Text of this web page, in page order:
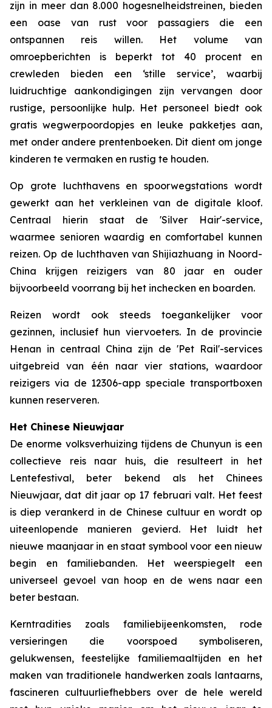
zijn in meer dan 8.000 hogesnelheidstreinen, bieden
een oase van rust voor passagiers die een
ontspannen reis willen. Het volume van
omroepberichten is beperkt tot 40 procent en
crewleden bieden een ‘stille service’, waarbij
luidruchtige aankondigingen zijn vervangen door
rustige, persoonlijke hulp. Het personeel biedt ook
gratis wegwerpoordopjes en leuke pakketjes aan,
met onder andere prentenboeken. Dit dient om jonge
kinderen te vermaken en rustig te houden.
Op grote luchthavens en spoorwegstations wordt
gewerkt aan het verkleinen van de digitale kloof.
Centraal hierin staat ​​de 'Silver Hair'-service,
waarmee senioren waardig en comfortabel kunnen
reizen. Op de luchthaven van Shijiazhuang in Noord-
China krijgen reizigers van 80 jaar en ouder
bijvoorbeeld voorrang bij het inchecken en boarden.
Reizen wordt ook steeds toegankelijker voor
gezinnen, inclusief hun viervoeters. In de provincie
Henan in centraal China zijn de 'Pet Rail'-services
uitgebreid van één naar vier stations, waardoor
reizigers via de 12306-app speciale transportboxen
kunnen reserveren.
Het Chinese Nieuwjaar
De enorme volksverhuizing tijdens de Chunyun is een
collectieve reis naar huis, die resulteert in het
Lentefestival, beter bekend als het Chinees
Nieuwjaar, dat dit jaar op 17 februari valt. Het feest
is diep verankerd in de Chinese cultuur en wordt op
uiteenlopende manieren gevierd. Het luidt het
nieuwe maanjaar in en staat symbool voor een nieuw
begin en familiebanden. Het weerspiegelt een
universeel gevoel van hoop en de wens naar een
beter bestaan.
Kerntradities zoals familiebijeenkomsten, rode
versieringen die voorspoed symboliseren,
gelukwensen, feestelijke familiemaaltijden en het
maken van traditionele handwerken zoals lantaarns,
fascineren cultuurliefhebbers over de hele wereld